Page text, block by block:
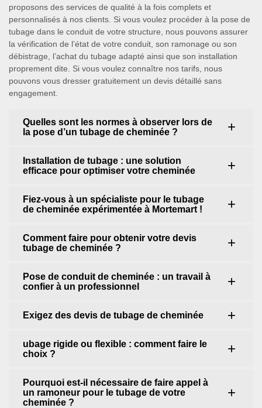
proposons des services de qualité à la fois complets et
personnalisés à nos clients. Si vous voulez procéder à la pose de
tubage dans le conduit de votre structure, nous pouvons assurer
la vérification de l’état de votre conduit, son ramonage ou son
débistrage, l’achat du tubage adapté ainsi que son installation
proprement dite. Si vous voulez connaître nos tarifs, nous
pouvons vous dresser gratuitement un devis détaillé sans
engagement.
Quelles sont les normes à observer lors de
la pose d’un tubage de cheminée ?
Installation de tubage : une solution
efficace pour optimiser votre cheminée
Fiez-vous à un spécialiste pour le tubage
de cheminée expérimentée à Mortemart !
Comment faire pour obtenir votre devis
tubage de cheminée ?
Pose de conduit de cheminée : un travail à
confier à un professionnel
Exigez des devis de tubage de cheminée
ubage rigide ou flexible : comment faire le
choix ?
Pourquoi est-il nécessaire de faire appel à
un ramoneur pour le tubage de votre
cheminée ?